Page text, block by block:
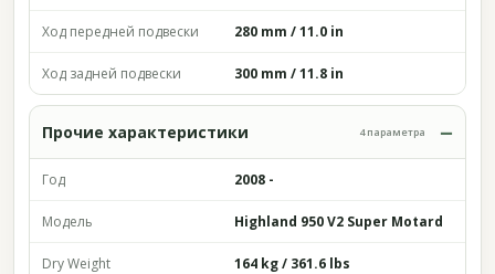
Ход передней подвески 280 mm / 11.0 in
Ход задней подвески 300 mm / 11.8 in
Прочие характеристики 4 параметра
Год 2008 -
Модель Highland 950 V2 Super Motard
Dry Weight 164 kg / 361.6 lbs